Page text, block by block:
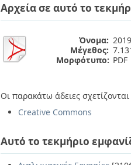
Αρχεία σε αυτό το
Όνομα:
Μέγεθος:
Μορφότυπο: PDF
Οι παρακάτω άδειες
Creative Commons
Αυτό το τεκμήριο